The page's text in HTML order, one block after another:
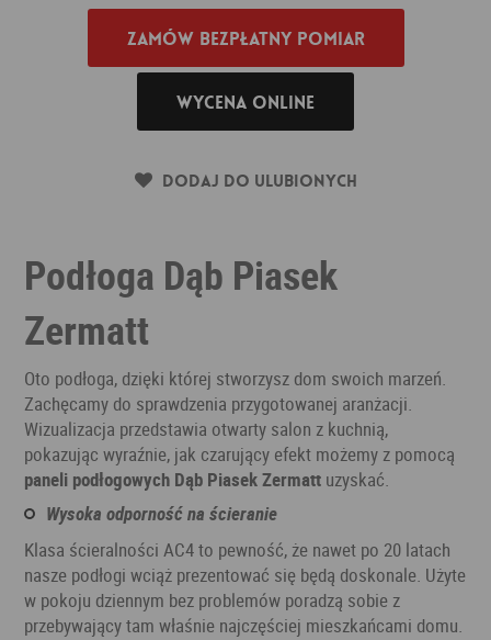
Zamów bezpłatny pomiar
Wycena online
Dodaj do ulubionych
Podłoga Dąb Piasek
Zermatt
Oto podłoga, dzięki której stworzysz dom swoich marzeń.
Zachęcamy do sprawdzenia przygotowanej aranżacji.
Wizualizacja przedstawia otwarty salon z kuchnią,
pokazując wyraźnie, jak czarujący efekt możemy z pomocą
paneli podłogowych Dąb Piasek Zermatt uzyskać.
Wysoka odporność na ścieranie
Klasa ścieralności AC4 to pewność, że nawet po 20 latach
nasze podłogi wciąż prezentować się będą doskonale. Użyte
w pokoju dziennym bez problemów poradzą sobie z
przebywający tam właśnie najczęściej mieszkańcami domu.